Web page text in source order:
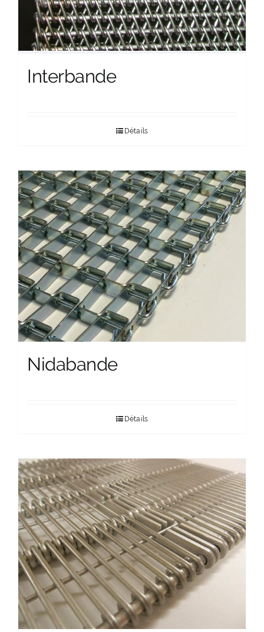
Interbande
Détails
Nidabande
Détails